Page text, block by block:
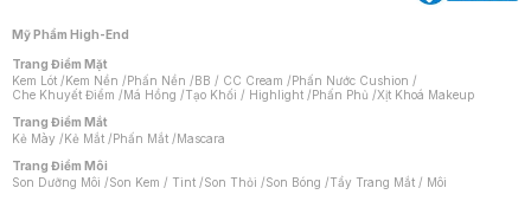
Mỹ Phẩm High-End
Trang Điểm Mặt
Kem Lót /Kem Nền /Phấn Nền /BB / CC Cream /Phấn Nước Cushion /
Che Khuyết Điểm /Má Hồng /Tạo Khối / Highlight /Phấn Phủ /Xịt Khoá Makeup
Trang Điểm Mắt
Kẻ Mày /Kẻ Mắt /Phấn Mắt /Mascara
Trang Điểm Môi
Son Dưỡng Môi /Son Kem / Tint /Son Thỏi /Son Bóng /Tẩy Trang Mắt / Môi